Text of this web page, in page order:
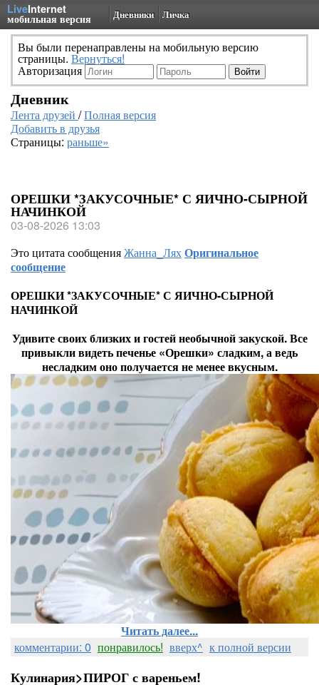
LiveInternet
мобильная версия Дневники Личка
Вы были перенаправлены на мобильную версию
страницы. Вернуться!
Авторизация
Дневник
Лента друзей /Полная версия
Добавить в друзья
Страницы: раньше»
ОРЕШКИ *ЗАКУСОЧНЫЕ* С ЯИЧНО-СЫРНОЙ
НАЧИНКОЙ
03-08-2026 13:03
Это цитата сообщенияЖанна_ЛяхОригинальное
сообщение
ОРЕШКИ *ЗАКУСОЧНЫЕ* С ЯИЧНО-СЫРНОЙ
НАЧИНКОЙ
Удивите своих близких и гостей необычной закуской. Все
привыкли видеть печенье «Орешки» сладким, а ведь
несладким оно получается не менее вкусным.
Читать далее...
комментарии: 0 понравилось! вверх^ к полной версии
Кулинария>ПИРОГ с вареньем!